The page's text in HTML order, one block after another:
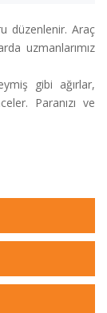
düzenlenir. Araç
uzmanlarımız
gibi ağırlar,
Paranızı ve